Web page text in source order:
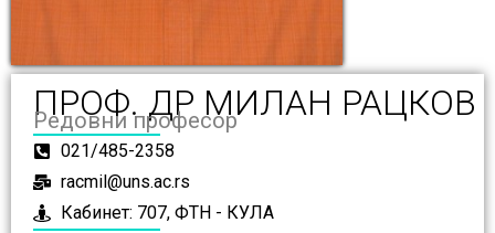
ПРОФ. ДР МИЛАН РАЦКОВ
Редовни професор
021/485-2358
racmil@uns.ac.rs
Кабинет: 707, ФТН - КУЛА